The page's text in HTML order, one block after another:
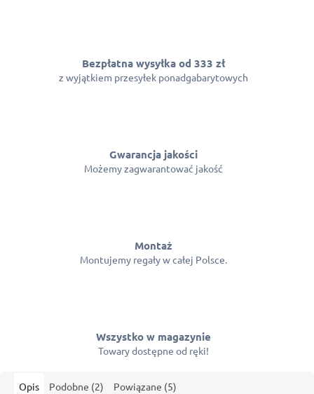
Bezpłatna wysyłka od 333 zł
z wyjątkiem przesyłek ponadgabarytowych
Gwarancja jakości
Możemy zagwarantować jakość
Montaż
Montujemy regały w całej Polsce.
Wszystko w magazynie
Towary dostępne od ręki!
Opis Podobne (2) Powiązane (5)